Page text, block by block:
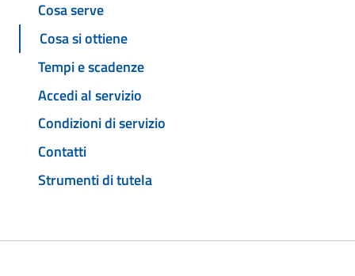
Cosa serve
Cosa si ottiene
Tempi e scadenze
Accedi al servizio
Condizioni di servizio
Contatti
Strumenti di tutela